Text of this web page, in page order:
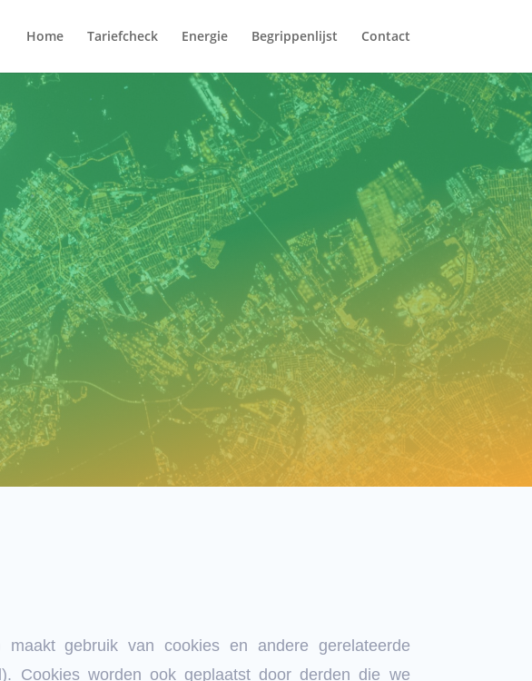
Home Tariefcheck Energie Begrippenlijst Contact
maakt gebruik van cookies en andere gerelateerde
Cookies worden ook geplaatst door derden die we